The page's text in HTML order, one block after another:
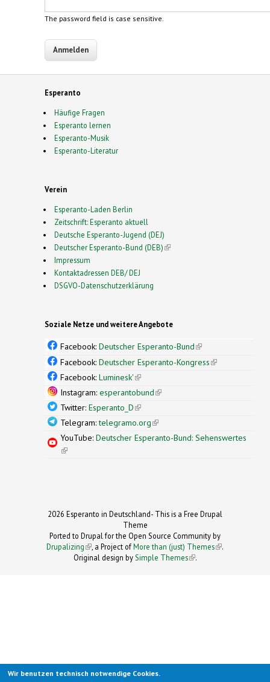
The password field is case sensitive.
Esperanto
Häufige Fragen
Esperanto lernen
Esperanto-Musik
Esperanto-Literatur
Verein
Esperanto-Laden Berlin
Zeitschrift: Esperanto aktuell
Deutsche Esperanto-Jugend (DEJ)
Deutscher Esperanto-Bund (DEB)(link is external)
Impressum
Kontaktadressen DEB/ DEJ
DSGVO-Datenschutzerklärung
Soziale Netze und weitere Angebote
Facebook: Deutscher Esperanto-Bund(link is
external)
Facebook: Deutscher Esperanto-Kongress(link is
Facebook: Luminesk'(link is external)
Instagram: esperantobund(link is external)
Twitter: Esperanto_D(link is external)
Telegram:telegramo.org(link is external)
YouTube: Deutscher Esperanto-Bund: Sehenswertes
(link is external)
2026 Esperanto in Deutschland- This is a Free Drupal
Theme
Ported to Drupal for the Open Source Community by
Drupalizing(link is external)
, a Project ofMore than (just) Themes (link is
.
Original design by Simple Themes
(link is
.
Wir benutzen technisch notwendige Cookies.